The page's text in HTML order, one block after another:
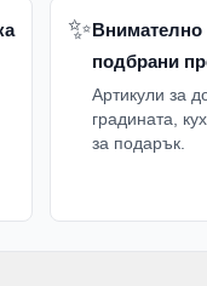
✨Внимателно
подбрани
Артикули за
градината,
за подарък.